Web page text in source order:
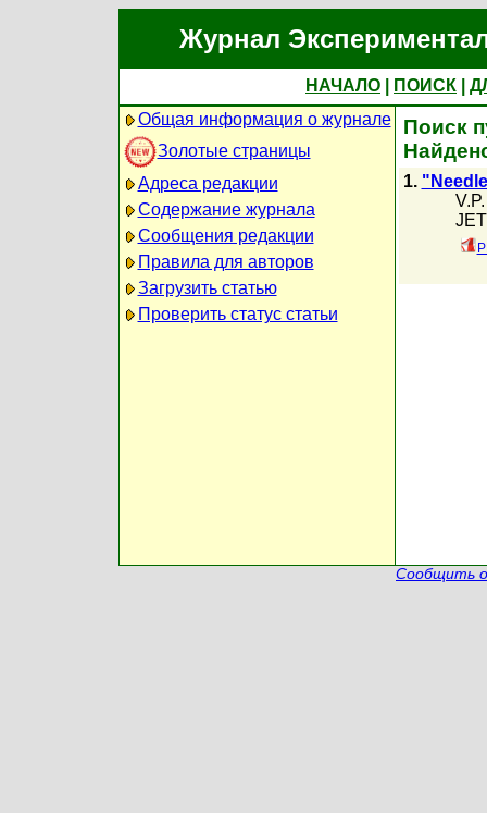
Журнал
НАЧАЛО ПОИСК
Общая информация о журнале
Золотые страницы
Адреса редакции
Содержание журнала
Сообщения редакции
Правила для авторов
Загрузить статью
Проверить статус статьи
Поиск
1.
Сообщить о